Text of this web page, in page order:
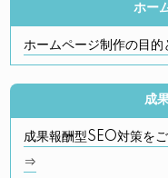
ホー
ホームページ制作の目
成
成果報酬型SEO対策を
⇒